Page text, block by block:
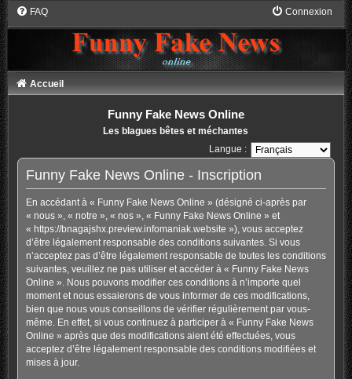
FAQ Connexion
Accueil
Funny Fake News Online
Les blagues bêtes et méchantes
Langue :
Funny Fake News Online - Inscription
En accédant à « Funny Fake News Online » (désigné ci-après par
« nous », « notre », « nos », « Funny Fake News Online » et
« https://bnagajshx.preview.infomaniak.website »), vous acceptez
d’être légalement responsable des conditions suivantes. Si vous
n’acceptez pas d’être légalement responsable de toutes les conditions
suivantes, veuillez ne pas utiliser et accéder à « Funny Fake News
Online ». Nous pouvons modifier ces conditions à n’importe quel
moment et nous essaierons de vous informer de ces modifications,
bien que nous vous conseillons de vérifier régulièrement par vous-
même. En effet, si vous continuez à participer à « Funny Fake News
Online » après que des modifications aient été effectuées, vous
acceptez d’être légalement responsable des conditions modifiées et
mises à jour.